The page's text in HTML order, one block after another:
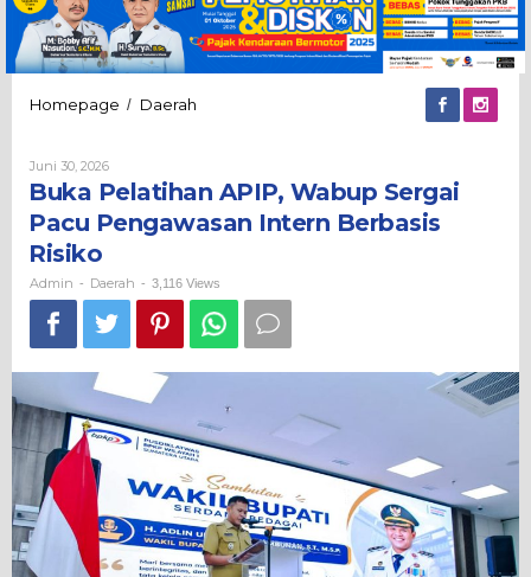
Homepage / Daerah
Sergai
Pengawasan
Risiko
Juni 30, 2026Oleh
Admin
Buka Pelatihan APIP, Wabup Sergai
Pacu Pengawasan Intern Berbasis
Risiko
Admin - Daerah - 3,116 Views